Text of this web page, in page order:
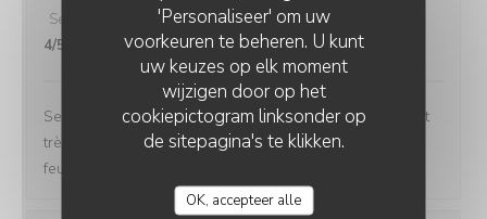
'Personaliseer' om uw
voorkeuren te beheren. U kunt
uw keuzes op elk moment
wijzigen door op het
cookiepictogram linksonder op
de sitepagina's te klikken.
OK, accepteer alle
Service
Atmosfeer:5/5 Keuken:5 /5 Kwaliteit / Prijs
4/5
Service impeccable et convivial. Nourriture excellente et
très copieuse. Je recommande particulièrement le mille
feuille à la crème noisette-vanille. Un délice 😋